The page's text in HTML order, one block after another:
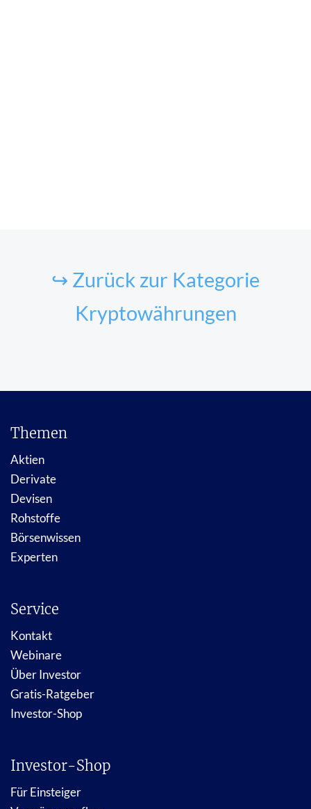
↪ Zurück zur Kategorie
Kryptowährungen
Themen
Aktien
Derivate
Devisen
Rohstoffe
Börsenwissen
Experten
Service
Kontakt
Webinare
Über Investor
Gratis-Ratgeber
Investor-Shop
Investor-Shop
Für Einsteiger